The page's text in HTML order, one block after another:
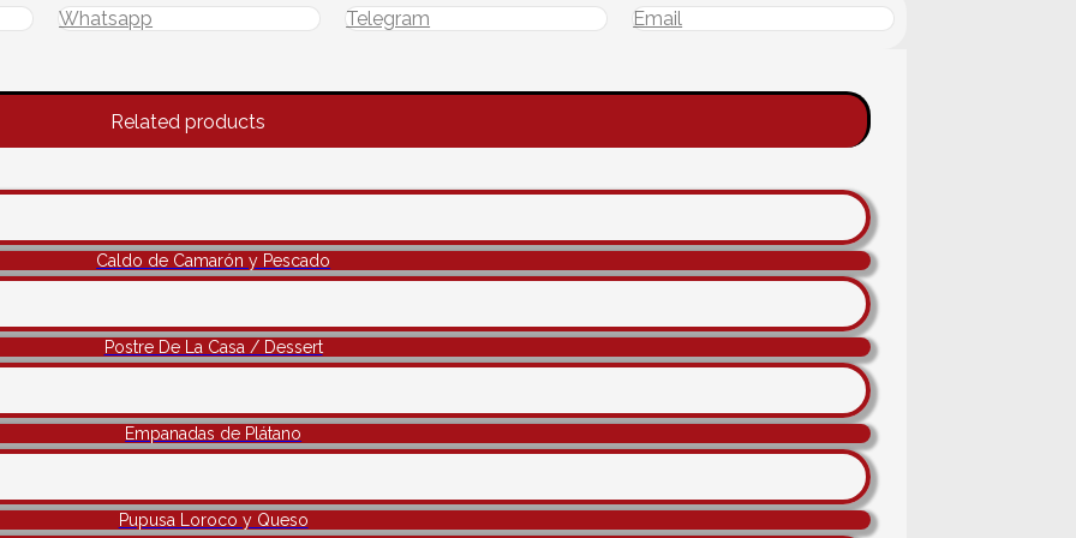
Whatsapp Telegram Email
Related products
Caldo de Camarón y Pescado
Postre De La Casa / Dessert
Empanadas de Plátano
Pupusa Loroco y Queso